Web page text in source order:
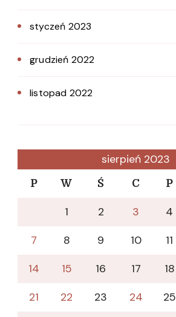
styczeń 2023
grudzień 2022
listopad 2022
sierpień 2023
P W Ś C P
1 2 3 4
7
8 9 10 11
14
15 16 17 18
21
22 23 24 25